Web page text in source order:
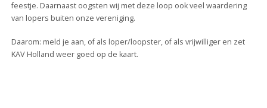
feestje. Daarnaast oogsten wij met deze loop ook veel waardering
van lopers buiten onze vereniging.
Daarom: meld je aan, of als loper/loopster, of als vrijwilliger en zet
KAV Holland weer goed op de kaart.